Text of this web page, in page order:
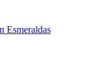
Esmeraldas